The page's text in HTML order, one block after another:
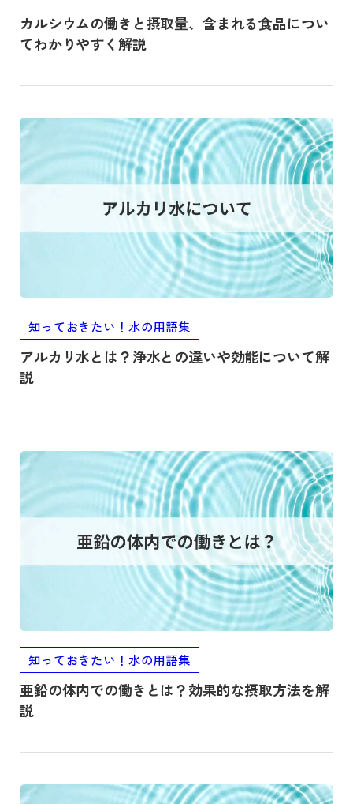
カルシウムの働きと摂取量、含まれる食品につい
てわかりやすく解説
知っておきたい！水の用語集
アルカリ水とは？浄水との違いや効能について解
説
記事を読む
知っておきたい！水の用語集
亜鉛の体内での働きとは？効果的な摂取方法を解
説
記事を読む
記事を読む